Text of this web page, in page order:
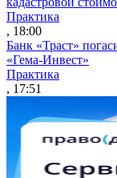
Практика
, 18:00
Банк «Траст»
«Гема-Инвест»
Практика
, 17:51